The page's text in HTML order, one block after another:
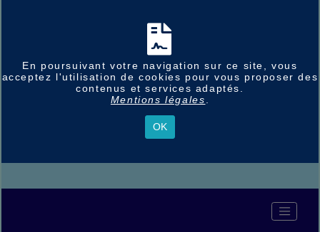
En poursuivant votre navigation sur ce site, vous
acceptez l'utilisation de cookies pour vous proposer des
contenus et services adaptés.
Mentions légales
OK